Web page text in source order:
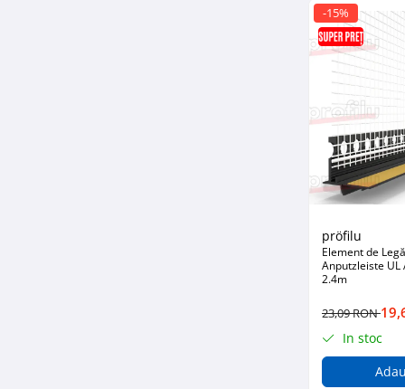
-15%
pröfilu
Element de
Anputzleiste UL
2.4m
23,09 RON
In stoc